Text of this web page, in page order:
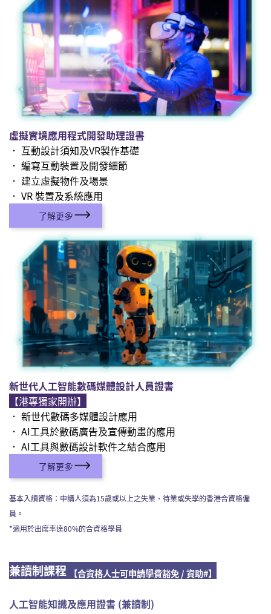
虛擬實境應用程式開發助理證書
． 互動設計須知及VR製作基礎
． 編寫互動裝置及開發細節
． 建立虛擬物件及場景
． VR 裝置及系統應用
了解更多
新世代人工智能數碼媒體設計人員證書
【港專獨家開辦】
． 新世代數碼多媒體設計應用
． AI工具於數碼廣告及宣傳動畫的應用
． AI工具與數碼設計軟件之結合應用
了解更多
基本入讀資格：申請人須為15歲或以上之失業、待業或失學的香港合資格僱
員。
*適用於出席率達80%的合資格學員
兼讀制課程 【合資格人士可申請學費豁免 / 資助#】
人工智能知識及應用證書 (兼讀制)